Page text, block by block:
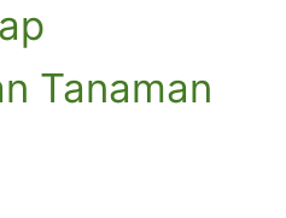
Tanaman